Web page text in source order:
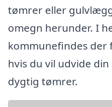
tømrer eller
omegn herunder. I
kommunefindes der
hvis du vil udvide
dygtig tømrer.